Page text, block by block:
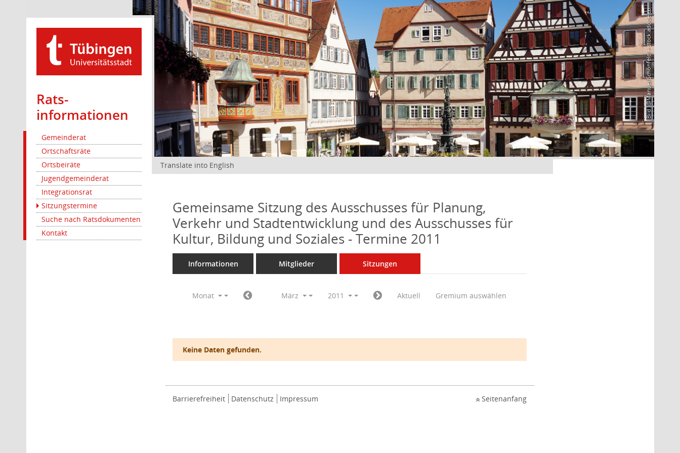
Rats­
informationen
Gemeinderat
Ortschaftsräte
Ortsbeiräte
Jugendgemeinderat
Integrationsrat
Sitzungstermine
Suche nach Ratsdokumenten
Kontakt
Bild: @Manuel Schönfeld – stock.adobe.com
Translate into English
Gemeinsame Sitzung des Ausschusses für Planung,
Verkehr und Stadtentwicklung und des Ausschusses für
Kultur, Bildung und Soziales - Termine 2011
Informationen Mitglieder Sitzungen
Monat März 2011 Aktuell Gremium auswählen
Keine Daten gefunden.
Barrierefreiheit Datenschutz Impressum Seitenanfang